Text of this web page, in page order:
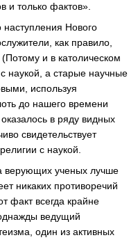
и только фактов».
наступления Нового
как правило,
и в католическом
наукой, а старые научные
используя
до нашего времени
в ряду видных
свидетельствует
с наукой.
верующих ученых лучше
никаких противоречий
факт всегда крайне
ведущий
один из активных